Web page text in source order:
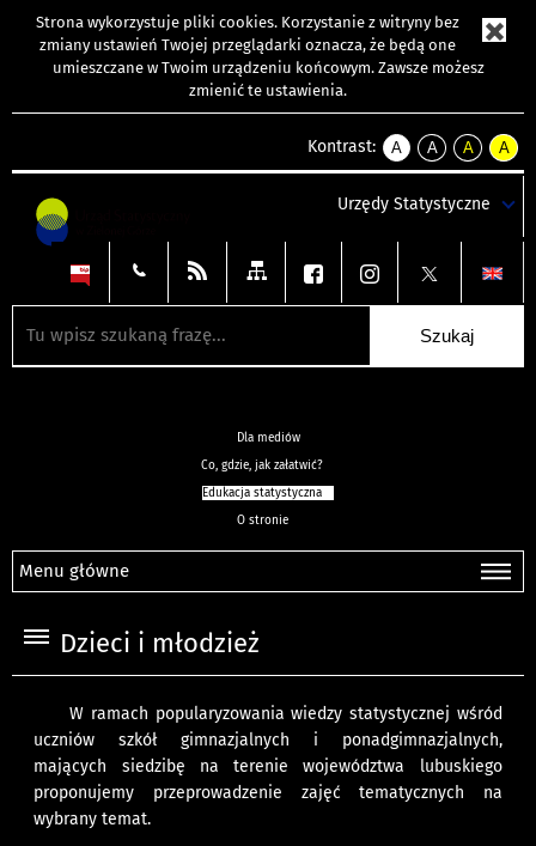
Strona wykorzystuje pliki cookies. Korzystanie z witryny bez
zmiany ustawień Twojej przeglądarki oznacza, że będą one
umieszczane w Twoim urządzeniu końcowym. Zawsze możesz
zmienić te ustawienia.
Kontrast:
A
kontrast
A
kontrast
tekst
czarnym
A
kontrast
tekst
czarnym
A
tekst
żółtym
Urzędy Statystyczne
Dla mediów
Co, gdzie, jak załatwić?
Edukacja statystyczna
O stronie
Menu główne
Dzieci i młodzież
W ramach popularyzowania wiedzy statystycznej wśród
uczniów szkół gimnazjalnych i ponadgimnazjalnych,
mających siedzibę na terenie województwa lubuskiego
proponujemy przeprowadzenie zajęć tematycznych na
wybrany temat.